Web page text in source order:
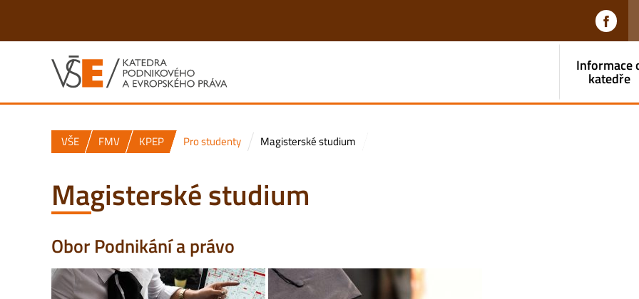
Informace
katedře
VŠE FMV KPEP Pro studenty Magisterské studium
Magisterské studium
Obor Podnikání a právo